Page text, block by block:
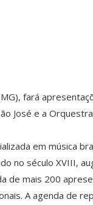
fará
José e a
em música
no século XVIII,
mais 200
A agenda de